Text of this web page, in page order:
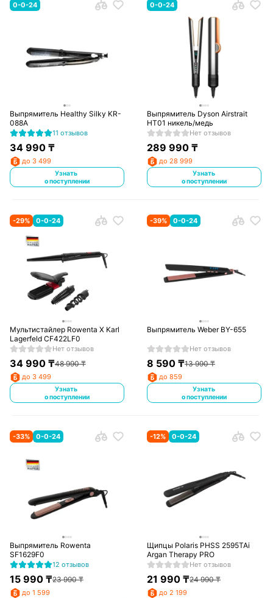
0-0-24
Выпрямитель Healthy Silky KR-
088A
11 отзывов
34 990₸
до 3 499
Узнать
о поступлении
0-0-24
Выпрямитель Dyson Airstrait
HT01 никель/медь
Нет отзывов
289 990 ₸
до 28 999
Узнать
о поступлении
-29% 0-0-24
Мультистайлер Rowenta X Karl
Lagerfeld CF422LF0
Нет отзывов
34 990₸48 990₸
до 3 499
Узнать
о поступлении
-39% 0-0-24
Выпрямитель Weber BY-655
Нет отзывов
8 590 ₸13 990₸
до 859
Узнать
о поступлении
-33% 0-0-24
Выпрямитель Rowenta
SF1629F0
12 отзывов
15 990₸23 990₸
до 1 599
-12% 0-0-24
Щипцы Polaris PHSS 2595TAi
Argan Therapy PRO
Нет отзывов
21 990 ₸24 990₸
до 2 199